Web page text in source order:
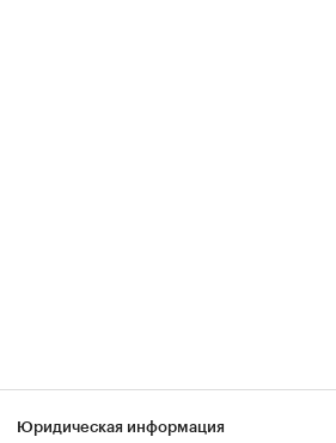
Юридическая информация